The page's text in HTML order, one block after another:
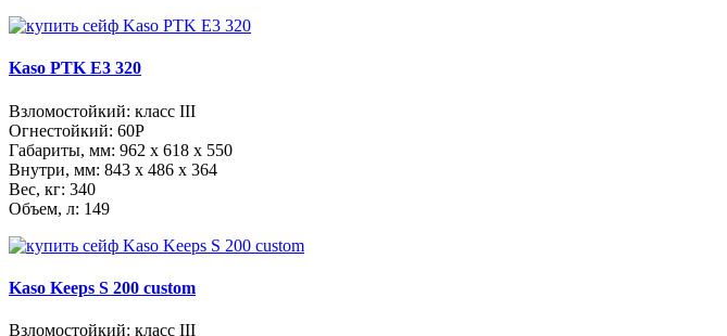
Kaso PTK E3 320
Взломостойкий: класс III
Огнестойкий: 60Р
Габариты, мм: 962 x 618 x 550
Внутри, мм: 843 x 486 x 364
Вес, кг: 340
Объем, л: 149
Kaso Keeps S 200 custom
Взломостойкий: класс III